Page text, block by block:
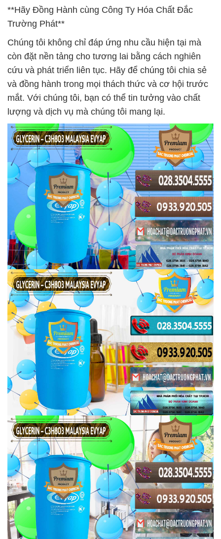
**Hãy Đồng Hành cùng Công Ty Hóa Chất Đắc
Trường Phát**
Chúng tôi không chỉ đáp ứng nhu cầu hiện tại mà
còn đặt nền tảng cho tương lai bằng cách nghiên
cứu và phát triển liên tục. Hãy để chúng tôi chia sẻ
và đồng hành trong mọi thách thức và cơ hội trước
mắt. Với chúng tôi, bạn có thể tin tưởng vào chất
lượng và dịch vụ mà chúng tôi mang lại.